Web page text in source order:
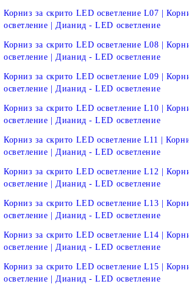
Корниз за скрито LED осветление L07 |
осветление | Дианид - LED осветление
Корниз за скрито LED осветление L08 |
осветление | Дианид - LED осветление
Корниз за скрито LED осветление L09 |
осветление | Дианид - LED осветление
Корниз за скрито LED осветление L10 |
осветление | Дианид - LED осветление
Корниз за скрито LED осветление L11 |
осветление | Дианид - LED осветление
Корниз за скрито LED осветление L12 |
осветление | Дианид - LED осветление
Корниз за скрито LED осветление L13 |
осветление | Дианид - LED осветление
Корниз за скрито LED осветление L14 |
осветление | Дианид - LED осветление
Корниз за скрито LED осветление L15 |
осветление | Дианид - LED осветление